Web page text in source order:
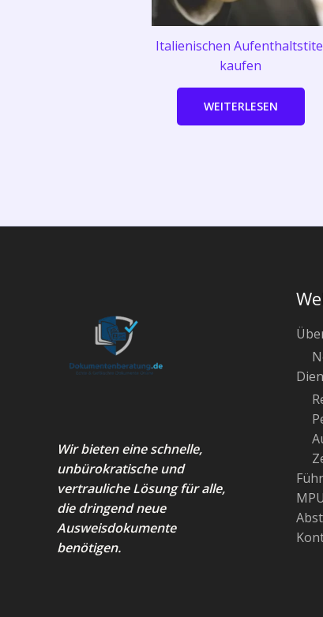
Italienischen
kaufen
WEITERLESEN
Wir bieten eine schnelle,
unbürokratische und
vertrauliche Lösung für alle,
die dringend neue
Ausweisdokumente
benötigen.